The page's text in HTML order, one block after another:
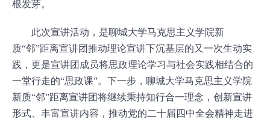
根发芽。
此次宣讲活动，是聊城大学马克思主义学院新
质“邻”距离宣讲团推动理论宣讲下沉基层的又一次生动实
践，更是宣讲团成员将思政理论学习与社会实践相结合的
一堂行走的“思政课”。下一步，聊城大学马克思主义学院
新质“邻”距离宣讲团将继续秉持知行合一理念，创新宣讲
形式、丰富宣讲内容，推动党的二十届四中全会精神走进